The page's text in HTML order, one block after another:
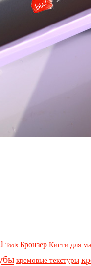
Tools Бронзер Кисти для
кремовые текстуры